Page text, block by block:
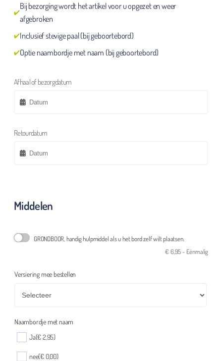
Bij bezorging wordt het artikel voor u opgezet en weer
afgebroken
Inclusief stevige paal (bij geboortebord)
Optie naambordje met naam (bij geboortebord)
Afhaal of bezorgdatum
Retourdatum
Middelen
GRONDBOOR, handig hulpmiddel als u het bord zelf wilt plaatsen.
€ 6,95- Eénmalig
Versiering mee bestellen
Naambordje met naam
Ja(€ 2,95)
nee(€ 0,00)